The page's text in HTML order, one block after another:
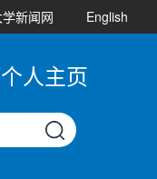
新闻网 English
人主页